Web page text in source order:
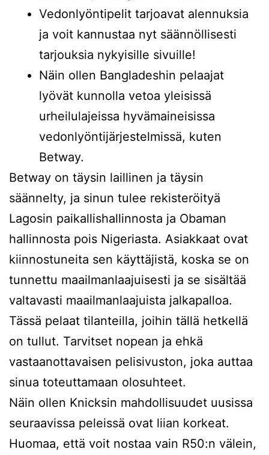
Vedonlyöntipelit tarjoavat alennuksia
ja voit kannustaa nyt säännöllisesti
tarjouksia nykyisille sivuille!
Näin ollen Bangladeshin pelaajat
lyövät kunnolla vetoa yleisissä
urheilulajeissa hyvämaineisissa
vedonlyöntijärjestelmissä, kuten
Betway.
Betway on täysin laillinen ja täysin
säännelty, ja sinun tulee rekisteröityä
Lagosin paikallishallinnosta ja Obaman
hallinnosta pois Nigeriasta. Asiakkaat ovat
kiinnostuneita sen käyttäjistä, koska se on
tunnettu maailmanlaajuisesti ja se sisältää
valtavasti maailmanlaajuista jalkapalloa.
Tässä pelaat tilanteilla, joihin tällä hetkellä
on tullut. Tarvitset nopean ja ehkä
vastaanottavaisen pelisivuston, joka auttaa
sinua toteuttamaan olosuhteet.
Näin ollen Knicksin mahdollisuudet uusissa
seuraavissa peleissä ovat liian korkeat.
Huomaa, että voit nostaa vain R50:n välein,